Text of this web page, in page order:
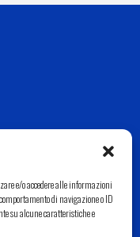
e/o accedere alle informazioni
di navigazione o ID
su alcune caratteristiche e